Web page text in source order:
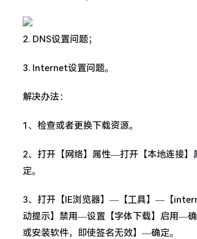
2. DNS设置问题；
3. Internet设置问题。
解决办法：
1、检查或者更换下载资源。
2、打开【网络】属性—打开【本地连接
定。
3、打开【IE浏览器】—【工具】—【
动提示】禁用—设置【字体下载】启用—
或安装软件，即使签名无效】—确定。